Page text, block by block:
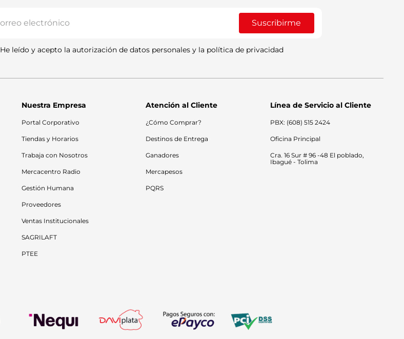
Enviar comentario
Suscribirme
He leído y acepto la autorización de datos personales y la política de privacidad
Nuestra Empresa
Portal Corporativo
Tiendas y Horarios
Trabaja con Nosotros
Mercacentro Radio
Gestión Humana
Proveedores
Ventas Institucionales
SAGRILAFT
PTEE
Atención al Cliente
¿Cómo Comprar?
Destinos de Entrega
Ganadores
Mercapesos
PQRS
Línea de Servicio al Cliente
PBX: (608) 515 2424
Oficina Principal
Cra. 16 Sur # 96 -48 El poblado,
Ibagué - Tolima